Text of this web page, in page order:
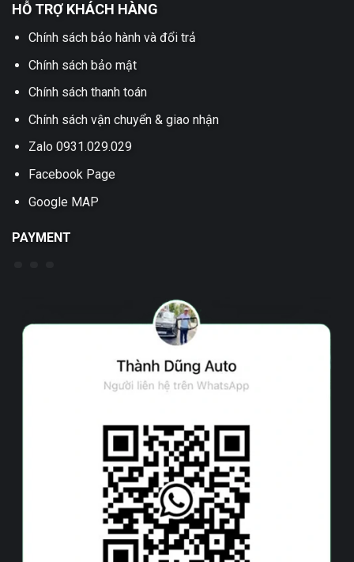
HỖ TRỢ KHÁCH HÀNG
Chính sách bảo hành và đổi trả
Chính sách bảo mật
Chính sách thanh toán
Chính sách vận chuyển & giao nhận
Zalo 0931.029.029
Facebook Page
Google MAP
PAYMENT